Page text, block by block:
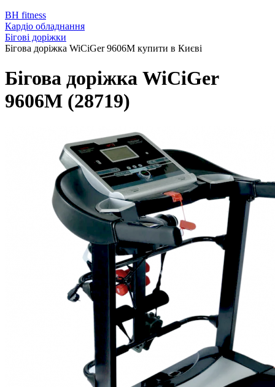
BH fitness
Кардіо обладнання
Бігові доріжки
Бігова доріжка WiCiGer 9606M купити в Києві
Бігова доріжка WiCiGer
9606M (28719)